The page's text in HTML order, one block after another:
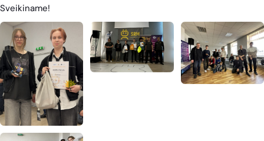
Sveikiname!